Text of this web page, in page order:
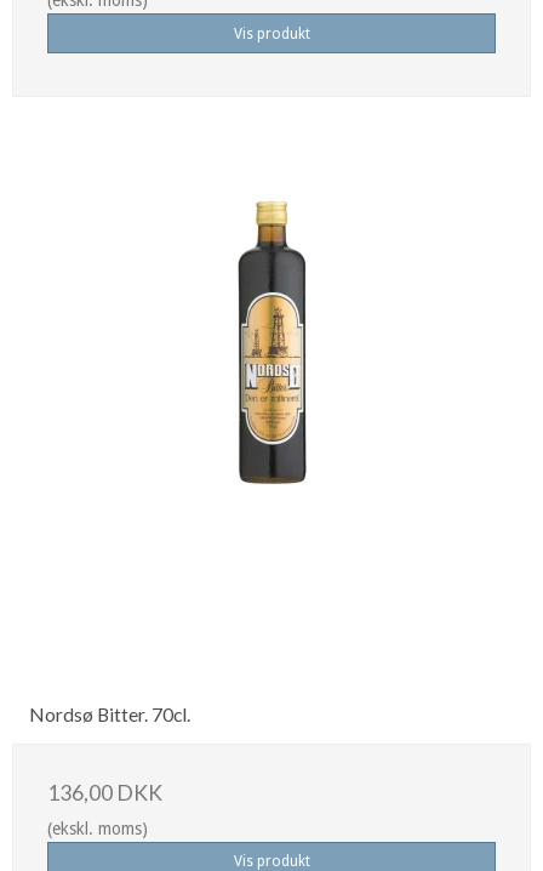
Vis produkt
Nordsø Bitter. 70cl.
136,00 DKK
(ekskl. moms)
Vis produkt